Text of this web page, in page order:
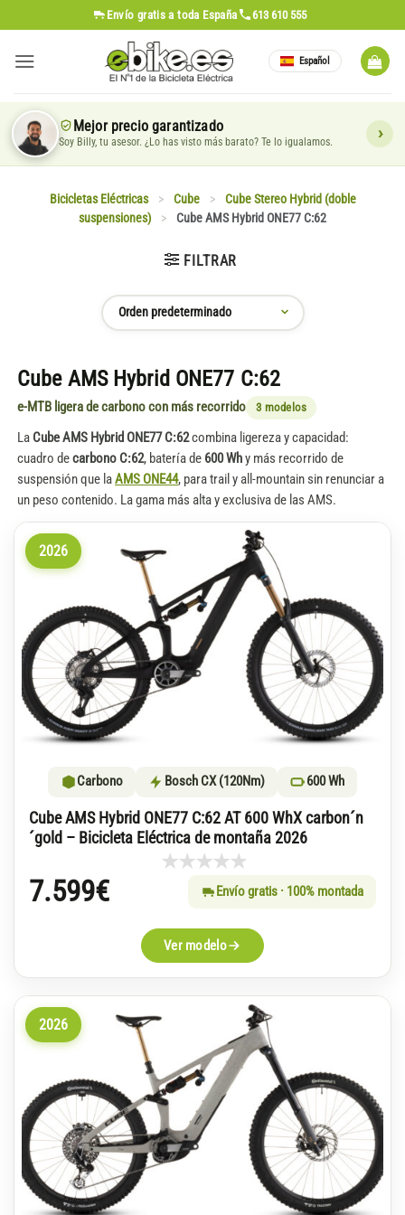
al
contenido
Envío gratis a toda España 613 610 555
Español
Mejor precio garantizado
Soy Billy, tu asesor. ¿Lo has visto más barato? Te lo igualamos.
Bicicletas Eléctricas > Cube >
Cube Stereo Hybrid (doble
suspensiones)
> Cube AMS Hybrid ONE77 C:62
FILTRAR
Cube AMS Hybrid ONE77 C:62
e-MTB ligera de carbono con más recorrido 3 modelos
La Cube AMS Hybrid ONE77 C:62combina ligereza y capacidad:
cuadro decarbono C:62, batería de 600 Why más recorrido de
suspensión que laAMS ONE44, para trail y all-mountain sin renunciar a
un peso contenido. La gama más alta y exclusiva de las AMS.
2026
Carbono Bosch CX (120Nm) 600 Wh
Cube AMS Hybrid ONE77 C:62 AT 600 WhX carbon´n
´gold – Bicicleta Eléctrica de montaña 2026
Envío gratis · 100% montada
7.599€
Ver modelo
2026